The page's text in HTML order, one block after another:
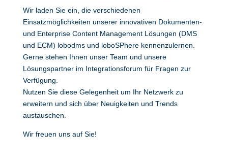
Wir laden Sie ein, die verschiedenen
Einsatzmöglichkeiten unserer innovativen Dokumenten-
und Enterprise Content Management Lösungen (DMS
und ECM) lobodms und loboSPhere kennenzulernen.
Gerne stehen Ihnen unser Team und unsere
Lösungspartner im Integrationsforum für Fragen zur
Verfügung.
Nutzen Sie diese Gelegenheit um Ihr Netzwerk zu
erweitern und sich über Neuigkeiten und Trends
austauschen.
Wir freuen uns auf Sie!